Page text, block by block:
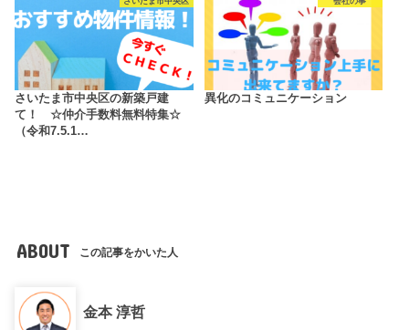
さいたま市中央区の新築戸建
て！ ☆仲介手数料無料特集☆
（令和7.5.1…
異化のコミュニケーション
ABOUT この記事をかいた人
金本 淳哲